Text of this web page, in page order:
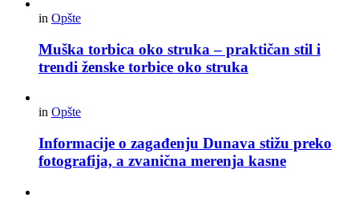
in Opšte
Muška torbica oko struka – praktičan stil i
trendi ženske torbice oko struka
in Opšte
Informacije o zagađenju Dunava stižu preko
fotografija, a zvanična merenja kasne